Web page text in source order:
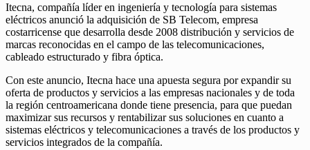
Itecna, compañía líder en ingeniería y tecnología para sistemas
eléctricos anunció la adquisición de SB Telecom, empresa
costarricense que desarrolla desde 2008 distribución y servicios de
marcas reconocidas en el campo de las telecomunicaciones,
cableado estructurado y fibra óptica.
Con este anuncio, Itecna hace una apuesta segura por expandir su
oferta de productos y servicios a las empresas nacionales y de toda
la región centroamericana donde tiene presencia, para que puedan
maximizar sus recursos y rentabilizar sus soluciones en cuanto a
sistemas eléctricos y telecomunicaciones a través de los productos y
servicios integrados de la compañía.